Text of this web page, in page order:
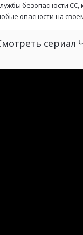
безопасности
опасности на
сериал